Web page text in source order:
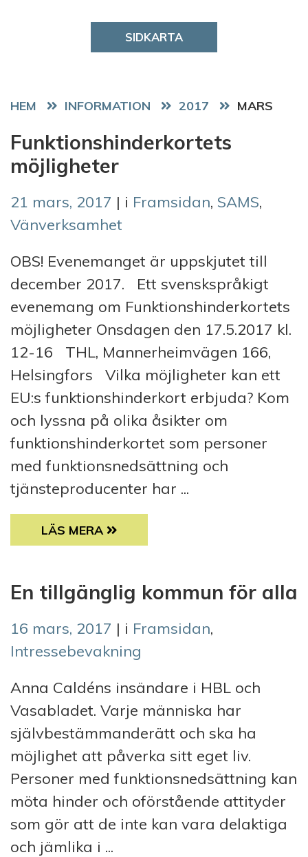
SIDKARTA
HEM 2017 MARS
Funktionshinderkortets
möjligheter
21 mars, 2017 | i Framsidan, SAMS,
Vänverksamhet
OBS! Evenemanget är uppskjutet till
december 2017. Ett svenskspråkigt
evenemang om Funktionshinderkortets
möjligheter Onsdagen den 17.5.2017 kl.
12-16 THL, Mannerheimvägen 166,
Helsingfors Vilka möjligheter kan ett
EU:s funktionshinderkort erbjuda? Kom
och lyssna på olika åsikter om
funktionshinderkortet som personer
med funktionsnedsättning och
tjänsteproducenter har ...
FUNKTIONSHINDERKORTETS MÖJLIGHETER
LÄS MERA
En tillgänglig kommun för alla
16 mars, 2017 | i Framsidan,
Intressebevakning
Anna Caldéns insändare i HBL och
Vasabladet. Varje människa har
självbestämmanderätt och ska ha
möjlighet att påverka sitt eget liv.
Personer med funktionsnedsättning kan
möta hinder och oförstående attityder
som gör att de inte kan vara delaktiga
och jämlika i ...